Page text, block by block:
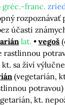
gréc.-franc.
rozpoznávať
účasti
lat. vegoš
rastlinnou
sa živí
(vegetarián,
potravou)
kt.